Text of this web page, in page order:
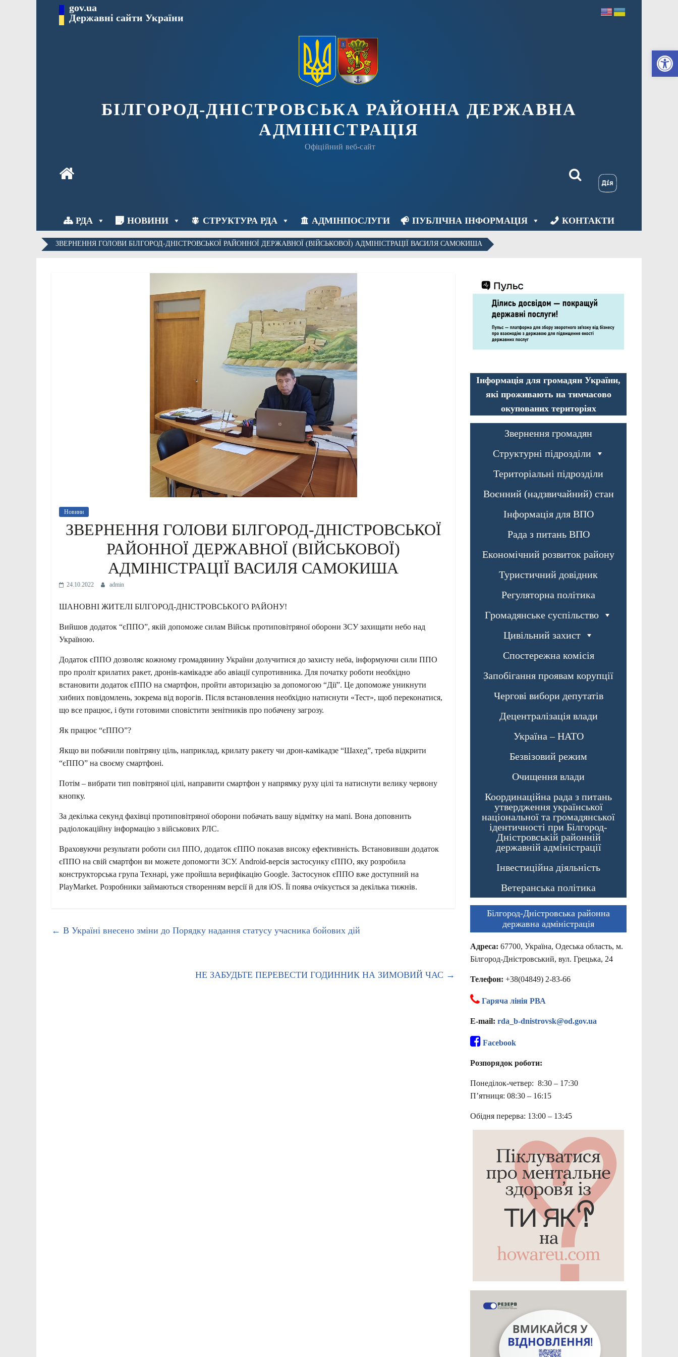
gov.ua
Державні сайти України
БІЛГОРОД-ДНІСТРОВСЬКА РАЙОННА ДЕРЖАВНА
АДМІНІСТРАЦІЯ
Офіційний веб-сайт
РДА НОВИНИ СТРУКТУРА РДА АДМІНПОСЛУГИ ПУБЛІЧНА ІНФОРМАЦІЯ КОНТАКТИ
ЗВЕРНЕННЯ ГОЛОВИ БІЛГОРОД-ДНІСТРОВСЬКОЇ РАЙОННОЇ ДЕРЖАВНОЇ (ВІЙСЬКОВОЇ) АДМІНІСТРАЦІЇ ВАСИЛЯ САМОКИША
Новини
ЗВЕРНЕННЯ ГОЛОВИ БІЛГОРОД-ДНІСТРОВСЬКОЇ
РАЙОННОЇ ДЕРЖАВНОЇ (ВІЙСЬКОВОЇ)
АДМІНІСТРАЦІЇ ВАСИЛЯ САМОКИША
24.10.2022 admin
ШАНОВНІ ЖИТЕЛІ БІЛГОРОД-ДНІСТРОВСЬКОГО РАЙОНУ!
Вийшов додаток “єППО”, якій допоможе силам Військ протиповітряної оборони ЗСУ захищати небо над
Україною.
Додаток єППО дозволяє кожному громадянину України долучитися до захисту неба, інформуючи сили ППО
про проліт крилатих ракет, дронів-камікадзе або авіації супротивника. Для початку роботи необхідно
встановити додаток єППО на смартфон, пройти авторизацію за допомогою “Дії”. Це допоможе уникнути
хибних повідомлень, зокрема від ворогів. Після встановлення необхідно натиснути «Тест», щоб переконатися,
що все працює, і бути готовими сповістити зенітників про побачену загрозу.
Як працює “єППО”?
Якщо ви побачили повітряну ціль, наприклад, крилату ракету чи дрон-камікадзе “Шахед”, треба відкрити
“єППО” на своєму смартфоні.
Потім – вибрати тип повітряної цілі, направити смартфон у напрямку руху цілі та натиснути велику червону
кнопку.
За декілька секунд фахівці протиповітряної оборони побачать вашу відмітку на мапі. Вона доповнить
радіолокаційну інформацію з військових РЛС.
Враховуючи результати роботи сил ППО, додаток єППО показав високу ефективність. Встановивши додаток
єППО на свій смартфон ви можете допомогти ЗСУ. Android-версія застосунку єППО, яку розробила
конструкторська група Технарі, уже пройшла верифікацію Google. Застосунок єППО вже доступний на
PlayMarket. Розробники займаються створенням версії й для iOS. Її поява очікується за декілька тижнів.
← В Україні внесено зміни до Порядку надання статусу учасника бойових дій
НЕ ЗАБУДЬТЕ ПЕРЕВЕСТИ ГОДИННИК НА ЗИМОВИЙ ЧАС →
Інформація для громадян України,
які проживають на тимчасово
окупованих територіях
Звернення громадян
Структурні підрозділи
Територіальні підрозділи
Воєнний (надзвичайний) стан
Інформація для ВПО
Рада з питань ВПО
Економічний розвиток району
Туристичний довідник
Регуляторна політика
Громадянське суспільство
Цивільний захист
Спостережна комісія
Запобігання проявам корупції
Чергові вибори депутатів
Децентралізація влади
Україна – НАТО
Безвізовий режим
Очищення влади
Координаційна рада з питань
утвердження української
національної та громадянської
ідентичності при Білгород-
Дністровській районній
державній адміністрації
Інвестиційна діяльність
Ветеранська політика
Білгород-Дністровська районна
державна адміністрація
Адреса: 67700, Україна, Одеська область, м.
Білгород-Дністровський, вул. Грецька, 24
Телефон: +38(04849) 2-83-66
Гаряча лінія РВА
E-mail: rda_b-dnistrovsk@od.gov.ua
Facebook
Розпорядок роботи:
Понеділок-четвер: 8:30 – 17:30
П’ятниця: 08:30 – 16:15
Обідня перерва: 13:00 – 13:45